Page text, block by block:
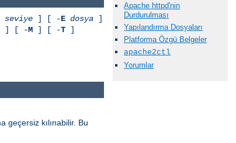
Apache httpd'nin
Durdurulması
Yapılandırma Dosyaları
Platforma Özgü Belgeler
apache2ctl
Yorumlar
seviye ] [ -E dosya ]
] [ -M ] [ -T ]
geçersiz kılınabilir. Bu